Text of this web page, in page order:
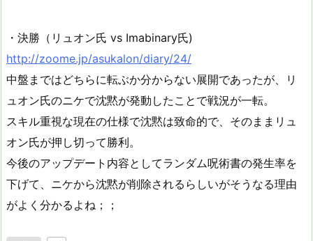
・決勝（リュオン氏 vs Imabinary氏)
http://zoome.jp/asukalon/diary/24/
中盤まではどちらに転ぶか分からない展開であったが、リ
ュオン氏のニケで沈黙が発動したことで戦況が一転。
スキル重視な現在の仕様で沈黙は致命的で、そのままリュ
オン氏が押し切って勝利。
今後のアップデート内容としてランダム呪術書の発生率を
下げて、ニケから沈黙が削除されるらしいがそうなる理由
がよく分かるよね；；